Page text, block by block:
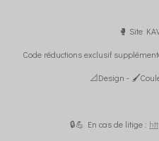
🥊 Site
Code réductions exclusif
📐Design -
🔒💪 En cas de litige :